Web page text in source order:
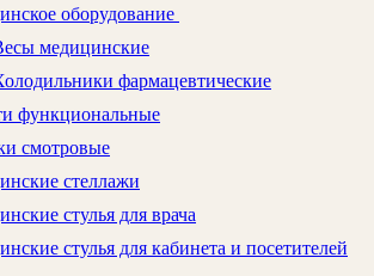
оборудование
медицинские
фармацевтические
функциональные
смотровые
стеллажи
стулья для врача
стулья для кабинета и посетителей